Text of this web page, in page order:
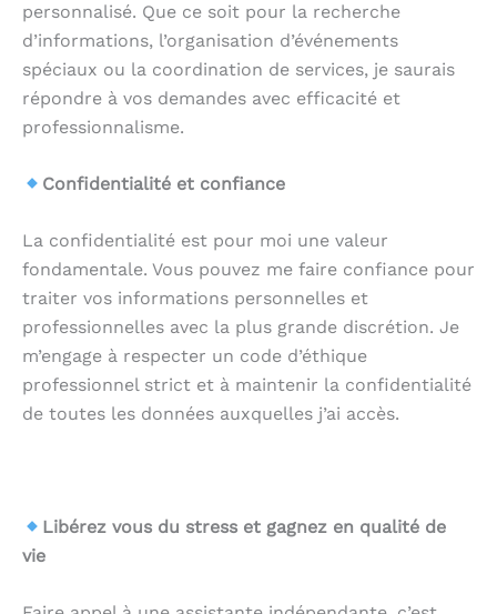
personnalisé. Que ce soit pour la recherche
d’informations, l’organisation d’événements
spéciaux ou la coordination de services, je saurais
répondre à vos demandes avec efficacité et
professionnalisme.
Confidentialité et confiance
La confidentialité est pour moi une valeur
fondamentale. Vous pouvez me faire confiance pour
traiter vos informations personnelles et
professionnelles avec la plus grande discrétion. Je
m’engage à respecter un code d’éthique
professionnel strict et à maintenir la confidentialité
de toutes les données auxquelles j’ai accès.
Libérez vous du stress et gagnez en qualité de
vie